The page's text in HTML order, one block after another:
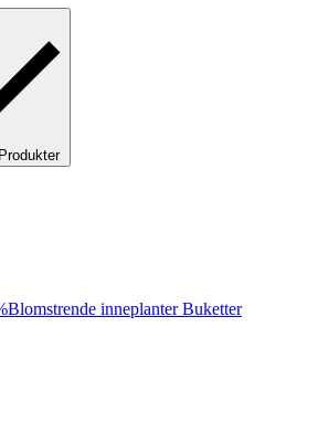
Blomstrende inneplanterBuketter